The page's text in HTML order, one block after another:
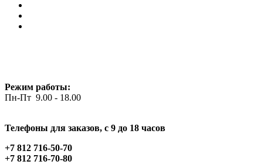
Режим работы:
Пн-Пт 9.00 - 18.00
Телефоны для заказов, c 9 до 18 часов
+7 812 716-50-70
+7 812 716-70-80